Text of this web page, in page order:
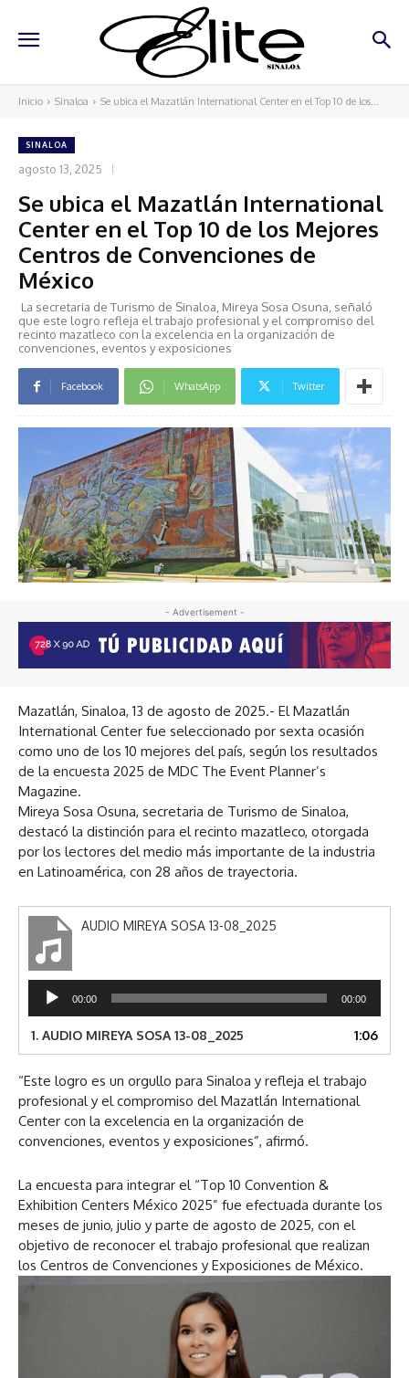
Inicio Sinaloa Se ubica el Mazatlán International Center en el Top 10 de los...
SINALOA
agosto 13, 2025
Se ubica el Mazatlán International
Center en el Top 10 de los Mejores
Centros de Convenciones de
México
La secretaria de Turismo de Sinaloa, Mireya Sosa Osuna, señaló
que este logro refleja el trabajo profesional y el compromiso del
recinto mazatleco con la excelencia en la organización de
convenciones, eventos y exposiciones
Facebook WhatsApp Twitter
- Advertisement -
Mazatlán, Sinaloa, 13 de agosto de 2025.- El Mazatlán
International Center fue seleccionado por sexta ocasión
como uno de los 10 mejores del país, según los resultados
de la encuesta 2025 de MDC The Event Planner’s
Magazine.
Mireya Sosa Osuna, secretaria de Turismo de Sinaloa,
destacó la distinción para el recinto mazatleco, otorgada
por los lectores del medio más importante de la industria
en Latinoamérica, con 28 años de trayectoria.
AUDIO MIREYA SOSA 13-08_2025
d
u
c
t
r
d
a
u
d
00:00 00:00
1. AUDIO MIREYA SOSA 13-08_2025 1:06
“Este logro es un orgullo para Sinaloa y refleja el trabajo
profesional y el compromiso del Mazatlán International
Center con la excelencia en la organización de
convenciones, eventos y exposiciones”, afirmó.
La encuesta para integrar el “Top 10 Convention &
Exhibition Centers México 2025” fue efectuada durante los
meses de junio, julio y parte de agosto de 2025, con el
objetivo de reconocer el trabajo profesional que realizan
los Centros de Convenciones y Exposiciones de México.